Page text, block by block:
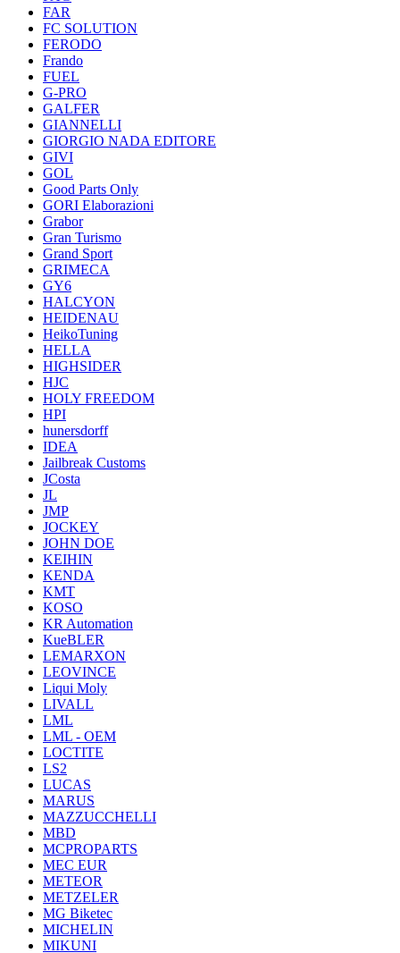
FAR
FC SOLUTION
FERODO
Frando
FUEL
G-PRO
GALFER
GIANNELLI
GIORGIO NADA EDITORE
GIVI
GOL
Good Parts Only
GORI Elaborazioni
Grabor
Gran Turismo
Grand Sport
GRIMECA
GY6
HALCYON
HEIDENAU
HeikoTuning
HELLA
HIGHSIDER
HJC
HOLY FREEDOM
HPI
hunersdorff
IDEA
Jailbreak Customs
JCosta
JL
JMP
JOCKEY
JOHN DOE
KEIHIN
KENDA
KMT
KOSO
KR Automation
KueBLER
LEMARXON
LEOVINCE
Liqui Moly
LIVALL
LML
LML - OEM
LOCTITE
LS2
LUCAS
MARUS
MAZZUCCHELLI
MBD
MCPROPARTS
MEC EUR
METEOR
METZELER
MG Biketec
MICHELIN
MIKUNI